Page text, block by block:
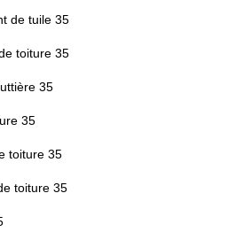
de tuile 35
toiture 35
35
35
toiture 35
toiture 35